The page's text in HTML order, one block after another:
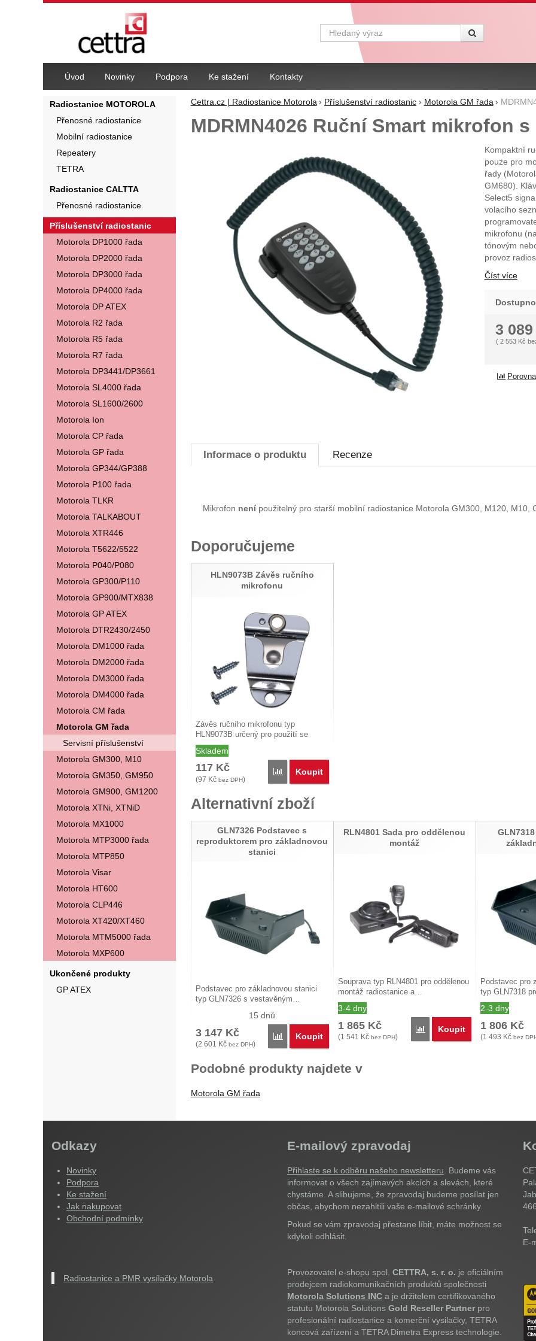
Cettra.cz | Radiostanice Motorola Příslušenství radiostanic Motorola GM řada
MDRMN4026 Ruční Smart mikrofon
Kompaktní
pouze pro
řady
GM680).
Select5
volacího
mikrofonu
tónovým
provoz
Číst více
3 089
(2 553 Kč
Informace o produktu Recenze
Mikrofon nenípoužitelný pro starší mobilní radiostanice Motorola GM300, M120, M10,
Doporučujeme
HLN9073B Závěs ručního
mikrofonu
Závěs ručního mikrofonu typ
HLN9073B určený pro použití se
všemi…
Skladem
117 Kč
(97 Kč bez DPH)
Porovnat
Koupit
Alternativní zboží
GLN7326 Podstavec s
reproduktorem pro základnovou
stanici
Podstavec pro základnovou stanici
typ GLN7326 s vestavěným…
15 dnů
3 147 Kč
(2 601 Kč bez DPH)
Porovnat
Koupit
RLN4801 Sada pro oddělenou
montáž
Souprava typ RLN4801 pro oddělenou
montáž radiostanice a…
3-4 dny
1 865 Kč
(1 541 Kč bez DPH)
Porovnat
Koupit
Podstavec pro
typ GLN7318
2-3 dny
1 806 Kč
(1 493 Kč bez
Podobné produkty najdete v
Motorola GM řada
Radiostanice MOTOROLA
Přenosné radiostanice
Mobilní radiostanice
Repeatery
TETRA
Radiostanice CALTTA
Přenosné radiostanice
Příslušenství radiostanic
Motorola DP1000 řada
Motorola DP2000 řada
Motorola DP3000 řada
Motorola DP4000 řada
Motorola DP ATEX
Motorola R2 řada
Motorola R5 řada
Motorola R7 řada
Motorola DP3441/DP3661
Motorola SL4000 řada
Motorola SL1600/2600
Motorola Ion
Motorola CP řada
Motorola GP řada
Motorola GP344/GP388
Motorola P100 řada
Motorola TLKR
Motorola TALKABOUT
Motorola XTR446
Motorola T5622/5522
Motorola P040/P080
Motorola GP300/P110
Motorola GP900/MTX838
Motorola GP ATEX
Motorola DTR2430/2450
Motorola DM1000 řada
Motorola DM2000 řada
Motorola DM3000 řada
Motorola DM4000 řada
Motorola CM řada
Motorola GM řada
Servisní příslušenství
Motorola GM300, M10
Motorola GM350, GM950
Motorola GM900, GM1200
Motorola XTNi, XTNiD
Motorola MX1000
Motorola MTP3000 řada
Motorola MTP850
Motorola Visar
Motorola HT600
Motorola CLP446
Motorola XT420/XT460
Motorola MTM5000 řada
Motorola MXP600
Ukončené produkty
GP ATEX
Navigace
Úvod Novinky Podpora Ke stažení Kontakty
Vyhledávání
Odkazy
Novinky
Podpora
Ke stažení
Jak nakupovat
Obchodní podmínky
Radiostanice a PMR vysílačky Motorola
E-mailový zpravodaj
Přihlaste se k odběru našeho newsletteru . Budeme vás
informovat o všech zajímavých akcích a slevách, které
chystáme. A slibujeme, že zpravodaj budeme posílat jen
občas, abychom nezahltili vaše e-mailové schránky.
Pokud se vám zpravodaj přestane líbit, máte možnost se
kdykoli odhlásit.
Provozovatel e-shopu spol. CETTRA, s. r. o. je oficiálním
prodejcem radiokomunikačních produktů společnosti
Motorola Solutions INCa je držitelem certifikovaného
statutu Motorola Solutions Gold Reseller Partnerpro
profesionální radiostanice a komerční vysilačky, TETRA
koncová zařízení a TETRA Dimetra Express technologie.
E-